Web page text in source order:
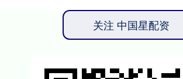
关注 中国星配资